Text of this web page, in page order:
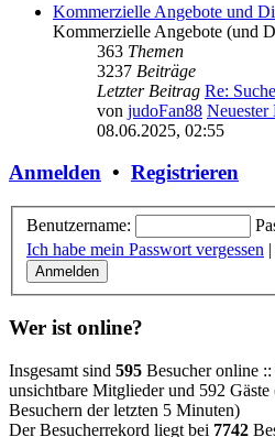
Kommerzielle Angebote und
Kommerzielle Angebote (und
363 Themen
3237 Beiträge
Letzter Beitrag Re:
von judoFan88 Neuester
08.06.2025, 02:55
Anmelden • Registrieren
Benutzername:
Ich habe mein Passwort vergessen |
Wer ist online?
Insgesamt sind 595 Besucher online
unsichtbare Mitglieder und 592 Gäste
Besuchern der letzten 5 Minuten)
Der Besucherrekord liegt bei 7742